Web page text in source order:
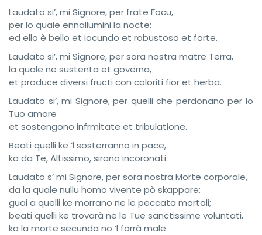
Laudato si’, mi Signore, per frate Focu,
per lo quale ennallumini la nocte:
ed ello è bello et iocundo et robustoso et forte.
Laudato si’, mi Signore, per sora nostra matre Terra,
la quale ne sustenta et governa,
et produce diversi fructi con coloriti fior et herba.
Laudato si’, mi Signore, per quelli che perdonano per lo
Tuo amore
et sostengono infrmitate et tribulatione.
Beati quelli ke ‘l sosterranno in pace,
ka da Te, Altissimo, sirano incoronati.
Laudato s’ mi Signore, per sora nostra Morte corporale,
da la quale nullu homo vivente pò skappare:
guai a quelli ke morrano ne le peccata mortali;
beati quelli ke trovarà ne le Tue sanctissime voluntati,
ka la morte secunda no ‘l farrà male.